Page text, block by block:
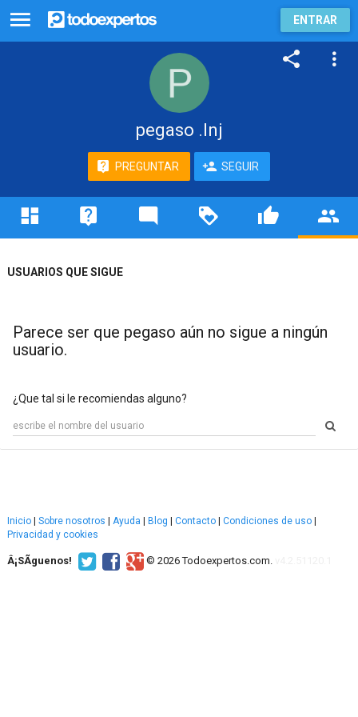
ENTRAR
pegaso .lnj
PREGUNTAR SEGUIR
USUARIOS QUE SIGUE
Parece ser que pegaso aún no sigue a ningún
usuario.
¿Que tal si le recomiendas alguno?
Inicio Sobre nosotros Ayuda Blog Contacto Condiciones de uso
Privacidad y cookies
Â¡SÃ­guenos! © 2026 Todoexpertos.com.